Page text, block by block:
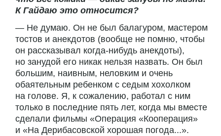
К Гайдаю это относится?
— Не думаю. Он не был балагуром, мастером
тостов и анекдотов (вообще не помню, чтобы
он рассказывал когда-нибудь анекдоты),
но занудой его никак нельзя назвать. Он был
большим, наивным, неловким и очень
обаятельным ребенком с седым хохолком
на голове. Я, к сожалению, работал с ним
только в последние пять лет, когда мы вместе
сделали фильмы «Операция «Кооперация»
и «На Дерибасовской хорошая погода...».